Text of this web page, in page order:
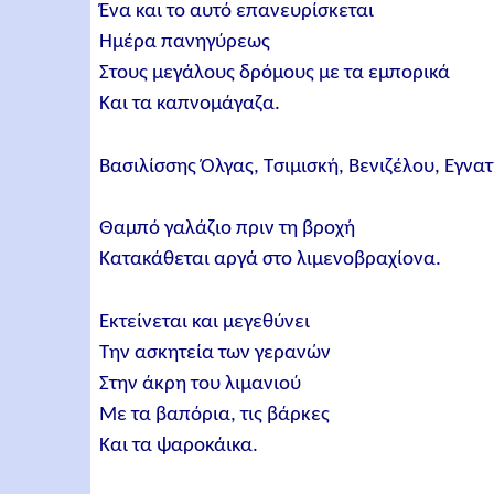
Ένα και το αυτό επανευρίσκεται
Hμέρα πανηγύρεως
Στους μεγάλους δρόμους με τα εμπορικά
Και τα καπνομάγαζα.
Βασιλίσσης Όλγας, Τσιμισκή, Βενιζέλου,
Θαμπό γαλάζιο πριν τη βροχή
Κατακάθεται αργά στο λιμενοβραχίονα.
Εκτείνεται και μεγεθύνει
Την ασκητεία των γερανών
Στην άκρη του λιμανιού
Mε τα βαπόρια, τις βάρκες
Και τα ψαροκάικα.